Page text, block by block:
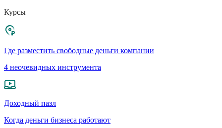
Курсы
Где разместить свободные деньги компании
4 неочевидных инструмента
Доходный пазл
Когда деньги бизнеса работают